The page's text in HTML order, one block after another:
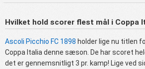
Hvilket hold scorer flest mål i Coppa
Ascoli Picchio FC 1898 holder lige nu titlen
Coppa Italia denne sæson. De har scoret
det er gennemsnitligt 3 pr. kamp! Lige ved